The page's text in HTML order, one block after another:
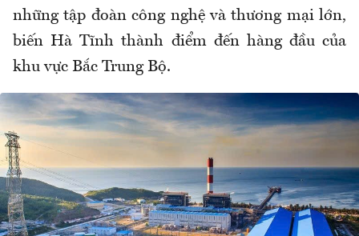
những tập đoàn công nghệ và thương mại lớn,
biến Hà Tĩnh thành điểm đến hàng đầu của
khu vực Bắc Trung Bộ.